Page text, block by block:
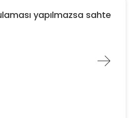
yapılmazsa sahte